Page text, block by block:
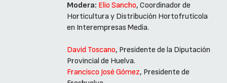
Modera: Elio Sancho, Coordinador de
Horticultura y Distribución Hortofrutícola
en Interempresas Media.
David Toscano, Presidente de la Diputación
Provincial de Huelva.
Francisco José Gómez, Presidente de